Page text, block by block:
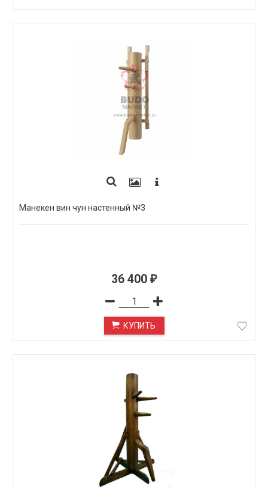
Манекен вин чун настенный №3
36 400 ₽
КУПИТЬ